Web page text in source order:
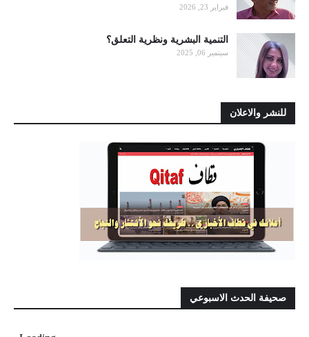
فبراير 23, 2026
التنمية البشرية ونظرية التعلق؟
سبتمبر 06, 2025
للنشر والاعلان
صحيفة الحدث الاسبوعي